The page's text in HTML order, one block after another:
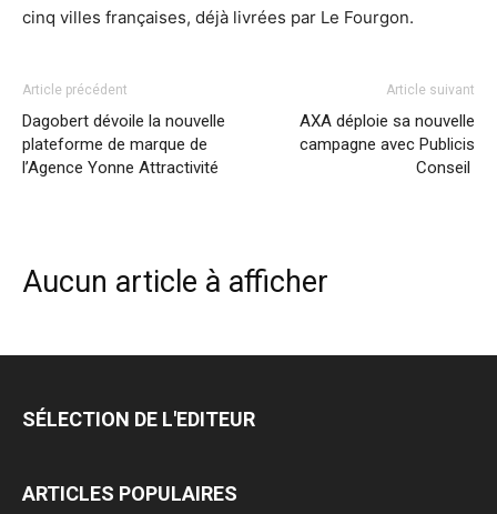
cinq villes françaises, déjà livrées par Le Fourgon.
Article précédent
Dagobert dévoile la nouvelle
plateforme de marque de
l’Agence Yonne Attractivité
Article suivant
AXA déploie sa nouvelle
campagne avec Publicis
Conseil
Aucun article à afficher
SÉLECTION DE L'EDITEUR
ARTICLES POPULAIRES